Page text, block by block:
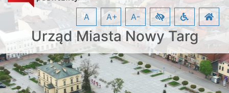
Urząd Miasta Nowy Targ
A A+ A-